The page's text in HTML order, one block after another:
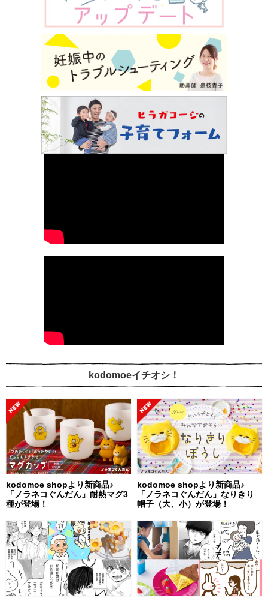
kodomoeイチオシ！
kodomoe shopより新商品♪
「ノラネコぐんだん」耐熱マグ3
種が登場！
kodomoe shopより新商品♪
「ノラネコぐんだん」なりきり
帽子（大、小）が登場！